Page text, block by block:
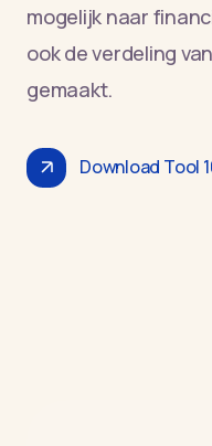
mogelijk naar
ook de verdeling
gemaakt.
Download Tool